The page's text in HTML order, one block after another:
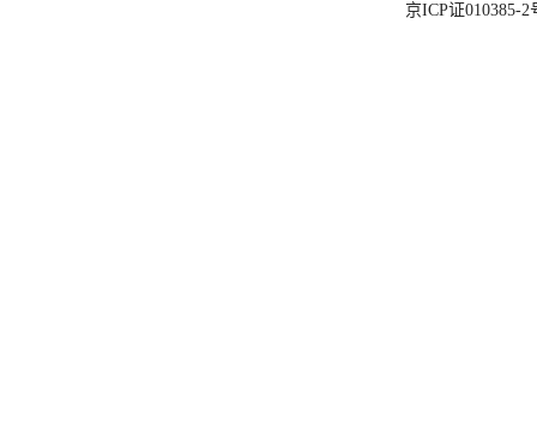
京ICP证010385-2